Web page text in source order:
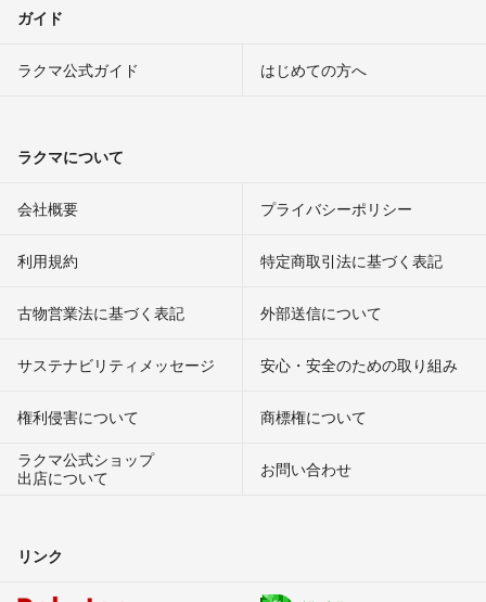
ガイド
ラクマ公式ガイド はじめての方へ
ラクマについて
会社概要 プライバシーポリシー
利用規約 特定商取引法に基づく表記
古物営業法に基づく表記 外部送信について
サステナビリティメッセージ 安心・安全のための取り組み
権利侵害について
商標権について
ラクマ公式ショップ
出店について
お問い合わせ
リンク